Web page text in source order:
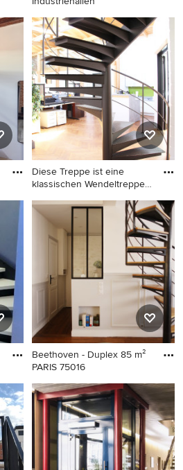
Diese Treppe ist eine
klassischen Wendeltreppe
Beethoven - Duplex 85 m²
PARIS 75016